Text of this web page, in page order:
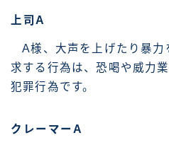
上司A
A様、大声を上げたり暴力
求する行為は、恐喝や威力
犯罪行為です。
クレーマーA